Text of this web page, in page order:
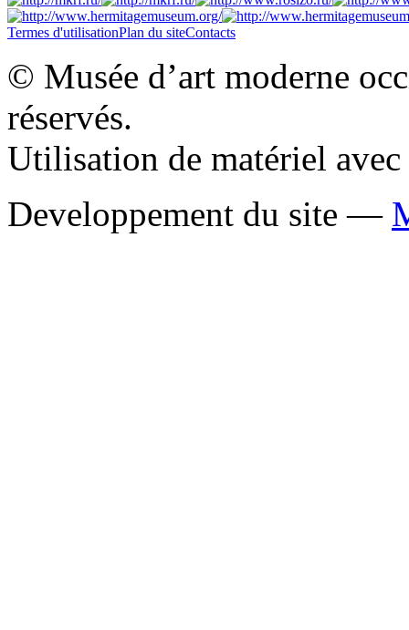
Termes d'utilisationPlan du siteContacts
© Musée d’art moderne
réservés.
Utilisation de matériel avec
Developpement du site —